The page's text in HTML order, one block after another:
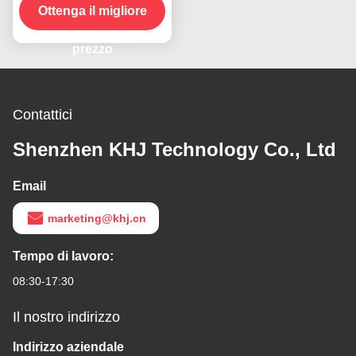
prodotto in magazzino
Ottenga il migliore
prezzo
Contattici
Shenzhen KHJ Technology Co., Ltd
Email
marketing@khj.cn
Tempo di lavoro:
08:30-17:30
Il nostro indirizzo
Indirizzo aziendale